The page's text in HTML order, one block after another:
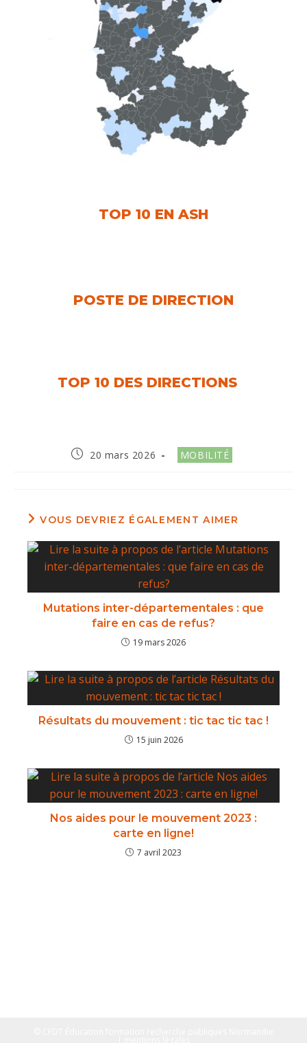
TOP 10 EN ASH
POSTE DE DIRECTION
TOP 10 DES DIRECTIONS
20 mars 2026 MOBILITÉ
VOUS DEVRIEZ ÉGALEMENT AIMER
Mutations inter-départementales : que
faire en cas de refus?
19 mars 2026
Résultats du mouvement : tic tac tic tac !
15 juin 2026
Nos aides pour le mouvement 2023 :
carte en ligne!
7 avril 2023